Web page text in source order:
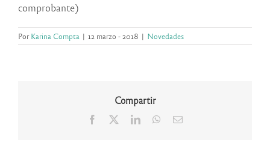
comprobante)
PorKarina Compta | 12 marzo - 2018 | Novedades
Compartir
Facebook LinkedInWhatsApp
Correo